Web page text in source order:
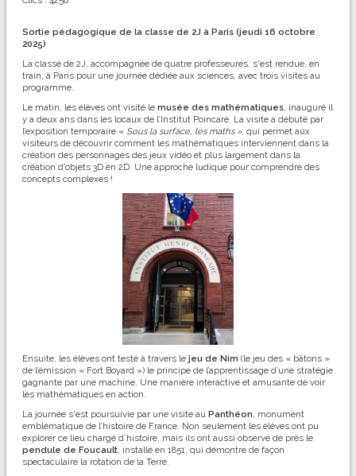
Sortie pédagogique de la classe de 2J à Paris (jeudi 16 octobre
2025)
La classe de 2J, accompagnée de quatre professeures, s'est rendue, en
train, à Paris pour une journée dédiée aux sciences, avec trois visites au
programme.
Le matin, les élèves ont visité le musée des mathématiques, inauguré il
y a deux ans dans les locaux de l’Institut Poincaré. La visite a débuté par
l’exposition temporaire « Sous la surface, les maths », qui permet aux
visiteurs de découvrir comment les mathématiques interviennent dans la
création des personnages des jeux vidéo et plus largement dans la
création d’objets 3D en 2D. Une approche ludique pour comprendre des
concepts complexes !
Ensuite, les élèves ont testé à travers le jeu de Nim (le jeu des « bâtons »
de l’émission « Fort Boyard ») le principe de l’apprentissage d’une stratégie
gagnante par une machine. Une manière interactive et amusante de voir
les mathématiques en action.
La journée s'est poursuivie par une visite au Panthéon , monument
emblématique de l’histoire de France. Non seulement les élèves ont pu
explorer ce lieu chargé d’histoire, mais ils ont aussi observé de près le
pendule de Foucault , installé en 1851, qui démontre de façon
spectaculaire la rotation de la Terre.